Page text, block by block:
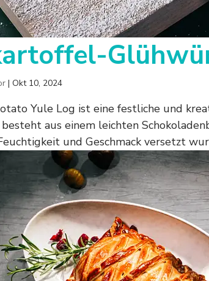
|Okt 10, 2024
Yule Log ist eine festliche und
besteht aus einem leichten
und Geschmack versetzt